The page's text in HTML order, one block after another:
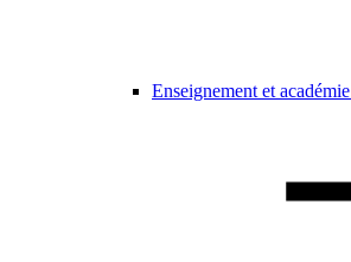
Enseignement et académie